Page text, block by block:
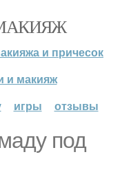
и причесок
и макияж
игры отзывы
под